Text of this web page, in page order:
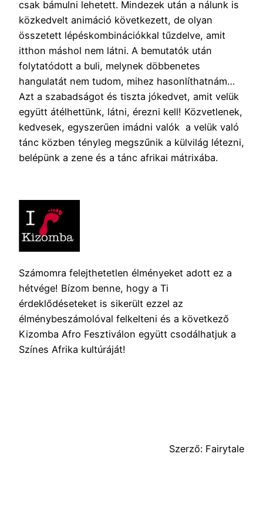
csak bámulni lehetett. Mindezek után a nálunk is
közkedvelt animáció következett, de olyan
összetett lépéskombinációkkal tűzdelve, amit
itthon máshol nem látni. A bemutatók után
folytatódott a buli, melynek döbbenetes
hangulatát nem tudom, mihez hasonlíthatnám…
Azt a szabadságot és tiszta jókedvet, amit velük
együtt átélhettünk, látni, érezni kell! Közvetlenek,
kedvesek, egyszerűen imádni valók a velük való
tánc közben tényleg megszűnik a külvilág létezni,
belépünk a zene és a tánc afrikai mátrixába.
Számomra felejthetetlen élményeket adott ez a
hétvége! Bízom benne, hogy a Ti
érdeklődéseteket is sikerült ezzel az
élménybeszámolóval felkelteni és a következő
Kizomba Afro Fesztiválon együtt csodálhatjuk a
Színes Afrika kultúráját!
Szerző: Fairytale